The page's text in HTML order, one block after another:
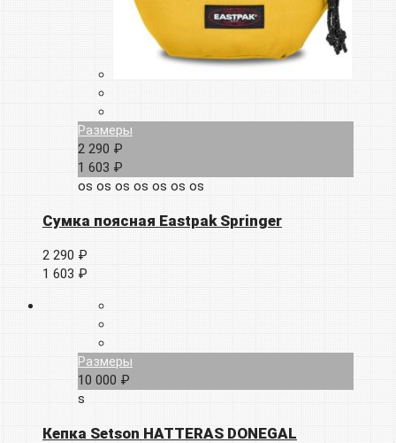
Размеры
2 290 ₽
1 603 ₽
os os os os os os os
Сумка поясная Eastpak Springer
2 290 ₽
1 603 ₽
Размеры
10 000 ₽
s
Кепка Setson HATTERAS DONEGAL